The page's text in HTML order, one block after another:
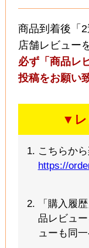
商品到着後「
店舗レビュー
必ず「商品レ
投稿をお願い
▼レ
こちらか
https://
「購入履
品レビュ
ューも同